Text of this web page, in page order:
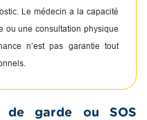
Le médecin a la capacité
ou une consultation physique
n’est pas garantie tout
de garde ou SOS